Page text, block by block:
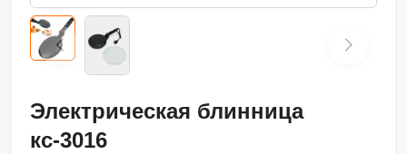
Электрическая блинница
кс-3016